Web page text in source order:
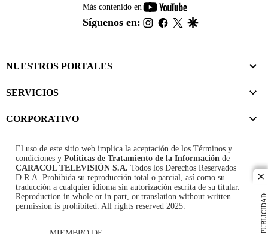
PUBLICIDAD
Más contenido en
youtube-
footer
Síguenos en: instagram
facebook
twitter
NUESTROS PORTALES
SERVICIOS
CORPORATIVO
El uso de este sitio web implica la aceptación de los Términos y
condiciones y Políticas de Tratamiento de la Información de
CARACOL TELEVISIÓN S.A. Todos los Derechos Reservados
D.R.A. Prohibida su reproducción total o parcial, así como su
traducción a cualquier idioma sin autorización escrita de su titular.
Reproduction in whole or in part, or translation without written
permission is prohibited. All rights reserved 2025.